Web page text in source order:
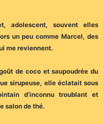
adolescent, souvent elles
un peu comme Marcel, des
me reviennent.
de coco et saupoudrée du
sirupeuse, elle éclatait sous
d’inconnu troublant et
salon de thé.